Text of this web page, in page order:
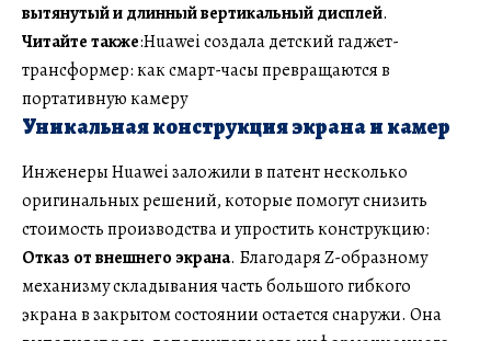
вытянутый и длинный вертикальный дисплей.
Читайте также:Huawei создала детский гаджет-
трансформер: как смарт-часы превращаются в
портативную камеру
Уникальная конструкция экрана и камер
Инженеры Huawei заложили в патент несколько
оригинальных решений, которые помогут снизить
стоимость производства и упростить конструкцию:
Отказ от внешнего экрана. Благодаря Z-образному
механизму складывания часть большого гибкого
экрана в закрытом состоянии остается снаружи. Она